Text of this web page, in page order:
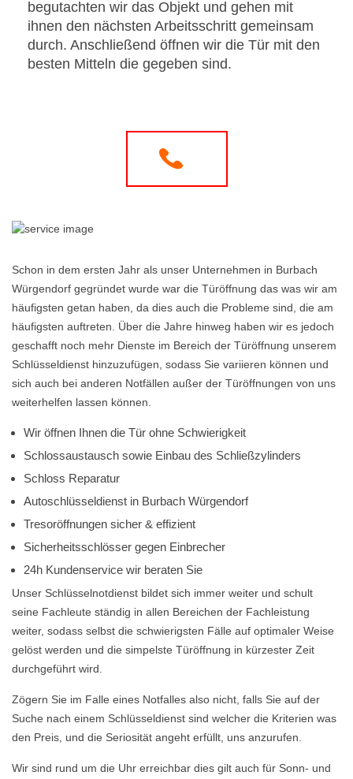
begutachten wir das Objekt und gehen mit
ihnen den nächsten Arbeitsschritt gemeinsam
durch. Anschließend öffnen wir die Tür mit den
besten Mitteln die gegeben sind.
Schon in dem ersten Jahr als unser Unternehmen in Burbach
Würgendorf gegründet wurde war die Türöffnung das was wir am
häufigsten getan haben, da dies auch die Probleme sind, die am
häufigsten auftreten. Über die Jahre hinweg haben wir es jedoch
geschafft noch mehr Dienste im Bereich der Türöffnung unserem
Schlüsseldienst hinzuzufügen, sodass Sie variieren können und
sich auch bei anderen Notfällen außer der Türöffnungen von uns
weiterhelfen lassen können.
Wir öffnen Ihnen die Tür ohne Schwierigkeit
Schlossaustausch sowie Einbau des Schließzylinders
Schloss Reparatur
Autoschlüsseldienst in Burbach Würgendorf
Tresoröffnungen sicher & effizient
Sicherheitsschlösser gegen Einbrecher
24h Kundenservice wir beraten Sie
Unser Schlüsselnotdienst bildet sich immer weiter und schult
seine Fachleute ständig in allen Bereichen der Fachleistung
weiter, sodass selbst die schwierigsten Fälle auf optimaler Weise
gelöst werden und die simpelste Türöffnung in kürzester Zeit
durchgeführt wird.
Zögern Sie im Falle eines Notfalles also nicht, falls Sie auf der
Suche nach einem Schlüsseldienst sind welcher die Kriterien was
den Preis, und die Seriosität angeht erfüllt, uns anzurufen.
Wir sind rund um die Uhr erreichbar dies gilt auch für Sonn- und